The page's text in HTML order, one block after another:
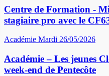
Centre de Formation -
stagiaire pro avec le
Académie Mardi 26/05/2026
Académie – Les jeunes
week-end de Pentecôte